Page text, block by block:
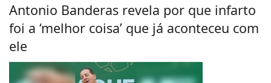
Antonio Banderas revela por que infarto
foi a ‘melhor coisa’ que já aconteceu com
ele